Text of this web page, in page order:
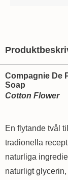
Compagnie De
Soap
Cotton Flower
En flytande tvål
tradionella
naturliga
naturligt